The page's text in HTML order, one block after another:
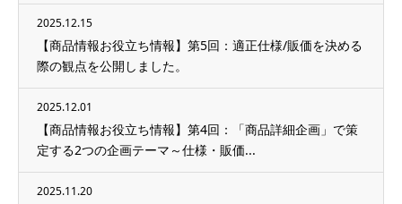
2025.12.15
【商品情報お役立ち情報】第5回：適正仕様/販価を決める
際の観点を公開しました。
2025.12.01
【商品情報お役立ち情報】第4回：「商品詳細企画」で策
定する2つの企画テーマ～仕様・販価...
2025.11.20